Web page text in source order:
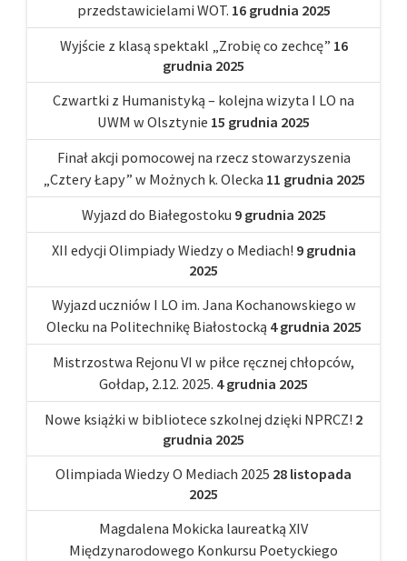
przedstawicielami WOT. 16 grudnia 2025
Wyjście z klasą spektakl „Zrobię co zechcę” 16
grudnia 2025
Czwartki z Humanistyką – kolejna wizyta I LO na
UWM w Olsztynie 15 grudnia 2025
Finał akcji pomocowej na rzecz stowarzyszenia
„Cztery Łapy” w Możnych k. Olecka 11 grudnia 2025
Wyjazd do Białegostoku 9 grudnia 2025
XII edycji Olimpiady Wiedzy o Mediach! 9 grudnia
2025
Wyjazd uczniów I LO im. Jana Kochanowskiego w
Olecku na Politechnikę Białostocką 4 grudnia 2025
Mistrzostwa Rejonu VI w piłce ręcznej chłopców,
Gołdap, 2.12. 2025. 4 grudnia 2025
Nowe książki w bibliotece szkolnej dzięki NPRCZ! 2
grudnia 2025
Olimpiada Wiedzy O Mediach 2025 28 listopada
2025
Magdalena Mokicka laureatką XIV
Międzynarodowego Konkursu Poetyckiego